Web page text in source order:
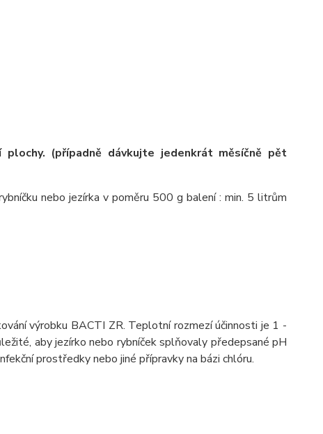
plochy. (případně dávkujte jedenkrát měsíčně pět
nebo jezírka v poměru 500 g balení : min. 5 litrům
výrobku BACTI ZR. Teplotní rozmezí účinnosti je 1 -
aby jezírko nebo rybníček splňovaly předepsané pH
prostředky nebo jiné přípravky na bázi chlóru.